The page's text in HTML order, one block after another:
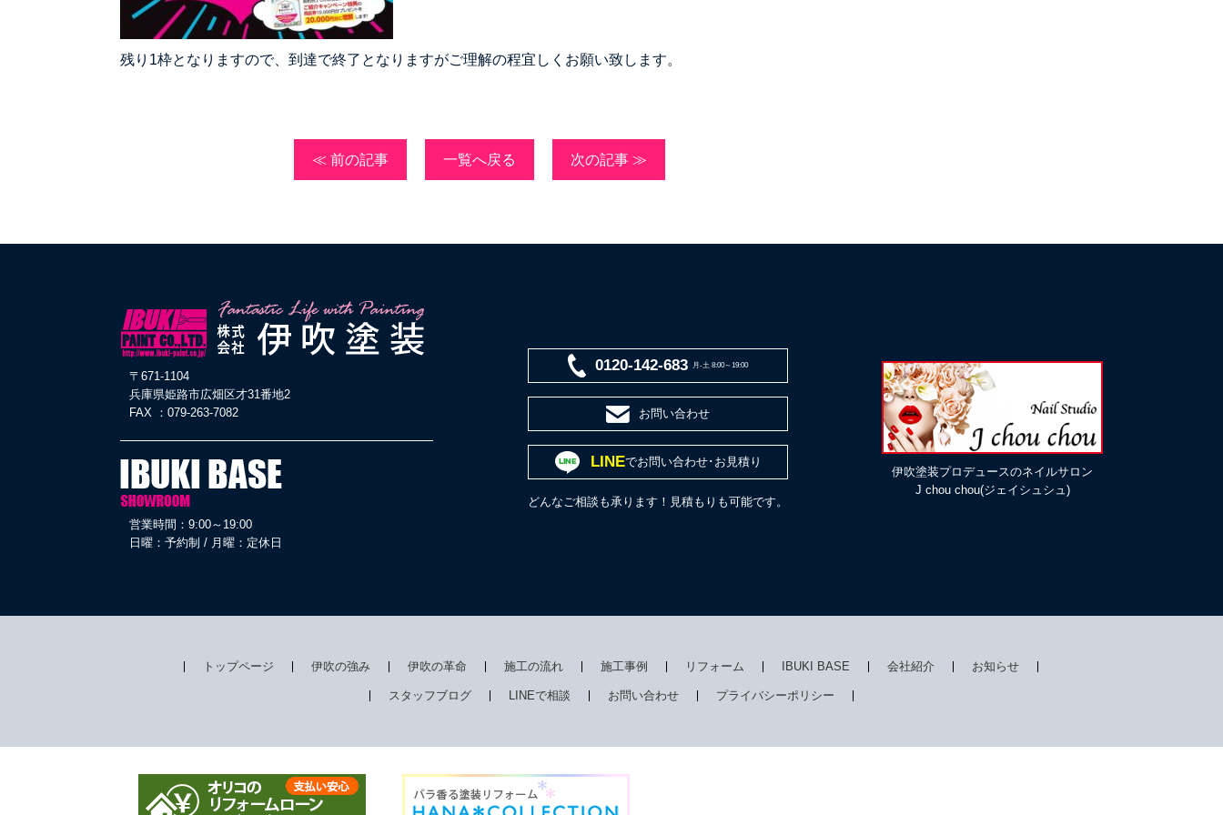
残り1枠となりますので、到達で終了となりますがご理解の程宜しくお願い致します。
≪ 前の記事 一覧へ戻る 次の記事 ≫
〒671-1104
兵庫県姫路市広畑区才31番地2
FAX ：079-263-7082
営業時間：9:00～19:00
日曜：予約制 / 月曜：定休日
0120-142-683 月-土 8:00～19:00
お問い合わせ
LINEでお問い合わせ･お見積り
どんなご相談も承ります！見積もりも可能です。
伊吹塗装プロデュースのネイルサロン
J chou chou(ジェイシュシュ)
トップページ 伊吹の強み 伊吹の革命 施工の流れ 施工事例 リフォーム IBUKI BASE 会社紹介 お知らせ
スタッフブログ LINEで相談 お問い合わせ プライバシーポリシー